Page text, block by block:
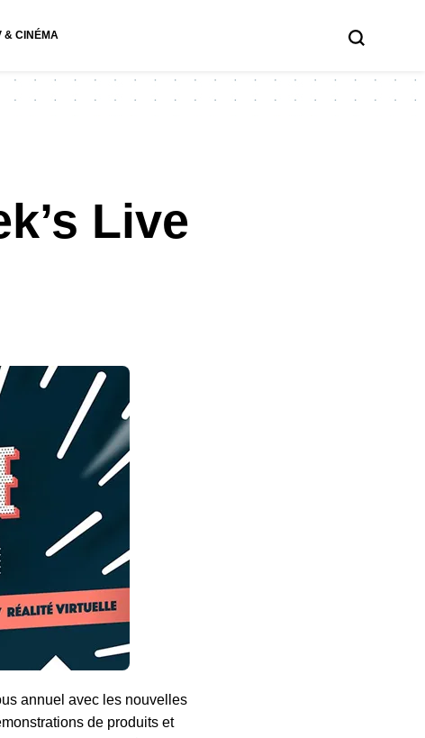
& CINÉMA
Live
annuel avec les nouvelles
de produits et